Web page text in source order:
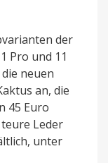
der
Pro und 11
neuen
an, die
45 Euro
Leder
unter